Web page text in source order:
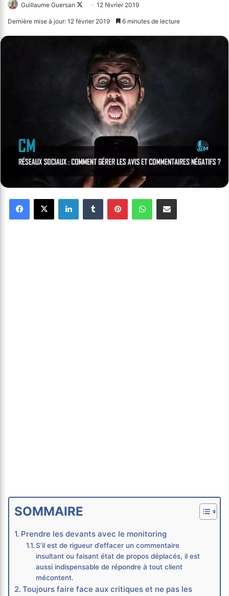
Guillaume Guersan
Follow12 février 2019
Dernière mise à jour: 12 février 2019 6 minutes de lecture
SOMMAIRE
Prendre les devants avec le monitoring
S’il est de rigueur d’effacer un commentaire
insultant ou faisant état de propos déplacés, il est
aussi indispensable de répondre à tout client
mécontent.
Toujours faire face aux critiques et ne pas les